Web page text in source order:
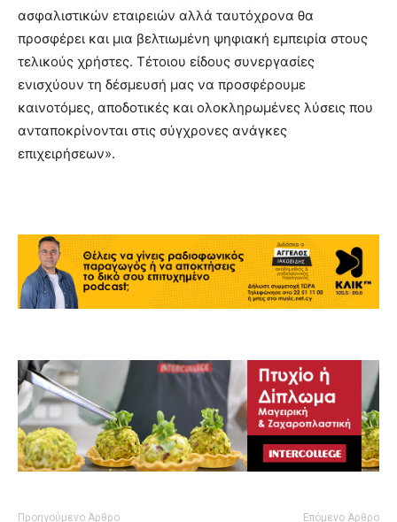
ασφαλιστικών εταιρειών αλλά ταυτόχρονα θα
προσφέρει και μια βελτιωμένη ψηφιακή εμπειρία στους
τελικούς χρήστες. Τέτοιου είδους συνεργασίες
ενισχύουν τη δέσμευσή μας να προσφέρουμε
καινοτόμες, αποδοτικές και ολοκληρωμένες λύσεις που
ανταποκρίνονται στις σύγχρονες ανάγκες
επιχειρήσεων».
Προηγούμενο Άρθρο Επόμενο Άρθρο